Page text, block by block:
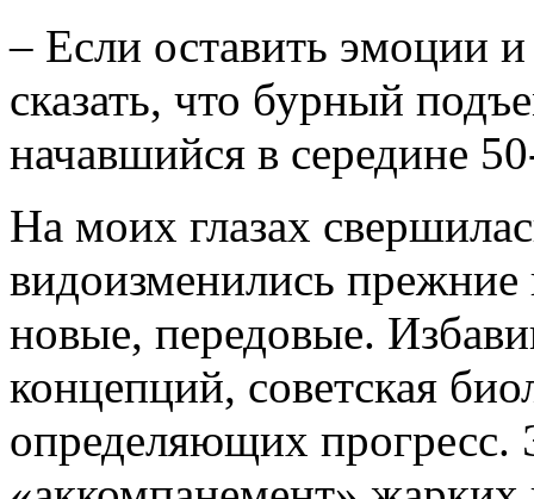
– Если оставить эмоции
сказать, что бурный
начавшийся в середине
На моих глазах
видоизменились прежние
новые, передовые.
концепций, советская
определяющих